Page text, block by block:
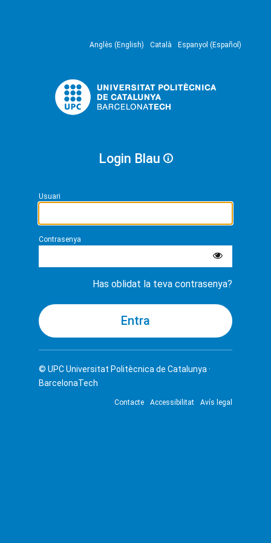
Anglès (English) Català Espanyol (Español)
Login Blau
Usuari
Contrasenya
Has oblidat la teva contrasenya?
© UPCUniversitat Politècnica de Catalunya ·
BarcelonaTech
Contacte Accessibilitat Avís legal